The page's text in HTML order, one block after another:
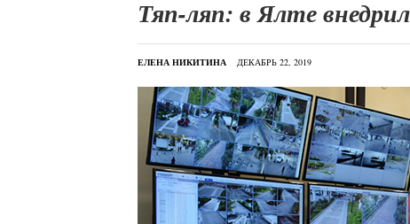
Тяп-ляп: в Ялте
ЕЛЕНА НИКИТИНА ДЕКАБРЬ 22, 2019